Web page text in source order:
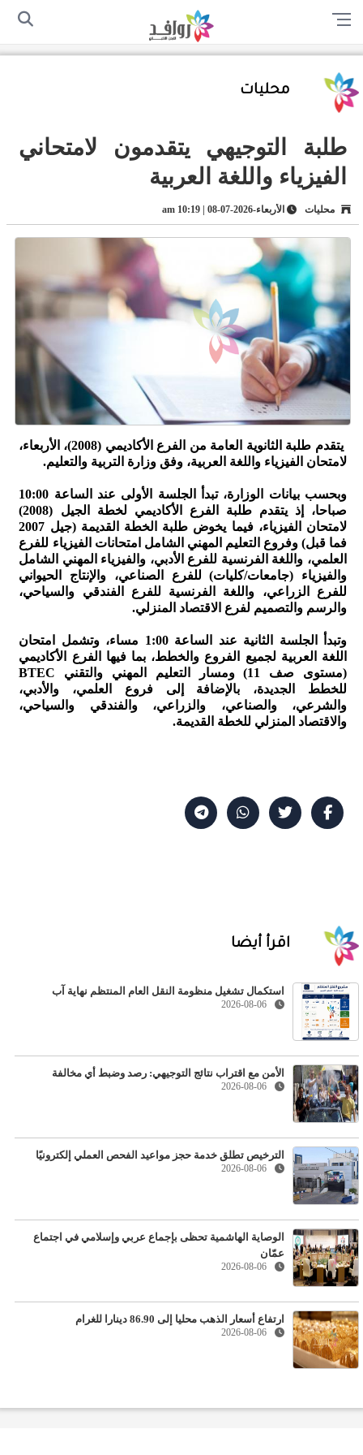
الرئيسية سياسة الخصوصية
محليات
طلبة التوجيهي يتقدمون لامتحاني
الفيزياء واللغة العربية
محليات الأربعاء-2026-07-08 | 10:19 am
يتقدم طلبة الثانوية العامة من الفرع الأكاديمي (2008)، الأربعاء،
لامتحان الفيزياء واللغة العربية، وفق وزارة التربية والتعليم.
وبحسب بيانات الوزارة، تبدأ الجلسة الأولى عند الساعة 10:00
صباحا، إذ يتقدم طلبة الفرع الأكاديمي لخطة الجيل (2008)
لامتحان الفيزياء، فيما يخوض طلبة الخطة القديمة (جيل 2007
فما قبل) وفروع التعليم المهني الشامل امتحانات الفيزياء للفرع
العلمي، واللغة الفرنسية للفرع الأدبي، والفيزياء المهني الشامل
والفيزياء (جامعات/كليات) للفرع الصناعي، والإنتاج الحيواني
للفرع الزراعي، واللغة الفرنسية للفرع الفندقي والسياحي،
والرسم والتصميم لفرع الاقتصاد المنزلي.
وتبدأ الجلسة الثانية عند الساعة 1:00 مساء، وتشمل امتحان
اللغة العربية لجميع الفروع والخطط، بما فيها الفرع الأكاديمي
(مستوى صف 11) ومسار التعليم المهني والتقني BTEC
للخطط الجديدة، بالإضافة إلى فروع العلمي، والأدبي،
والشرعي، والصناعي، والزراعي، والفندقي والسياحي،
والاقتصاد المنزلي للخطة القديمة.
اقرأ أيضا
استكمال تشغيل منظومة النقل العام المنتظم نهاية آب
2026-08-06
الأمن مع اقتراب نتائج التوجيهي: رصد وضبط أي مخالفة
2026-08-06
الترخيص تطلق خدمة حجز مواعيد الفحص العملي إلكترونيًا
2026-08-06
الوصاية الهاشمية تحظى بإجماع عربي وإسلامي في اجتماع
عمّان
2026-08-06
ارتفاع أسعار الذهب محليا إلى 86.90 دينارا للغرام
2026-08-06